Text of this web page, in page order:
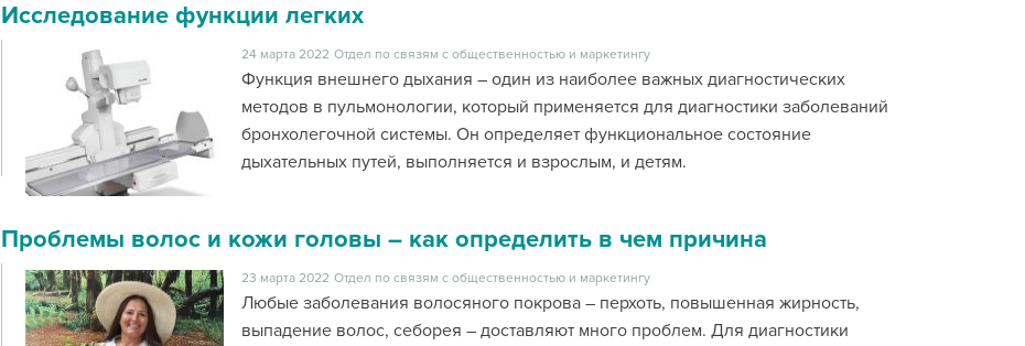
Исследование функции легких
24 марта 2022 Отдел по связям с общественностью и маркетингу
Функция внешнего дыхания – один из наиболее важных диагностических
методов в пульмонологии, который применяется для диагностики заболеваний
бронхолегочной системы. Он определяет функциональное состояние
дыхательных путей, выполняется и взрослым, и детям.
Проблемы волос и кожи головы – как определить в чем причина
23 марта 2022 Отдел по связям с общественностью и маркетингу
Любые заболевания волосяного покрова – перхоть, повышенная жирность,
выпадение волос, себорея – доставляют много проблем. Для диагностики